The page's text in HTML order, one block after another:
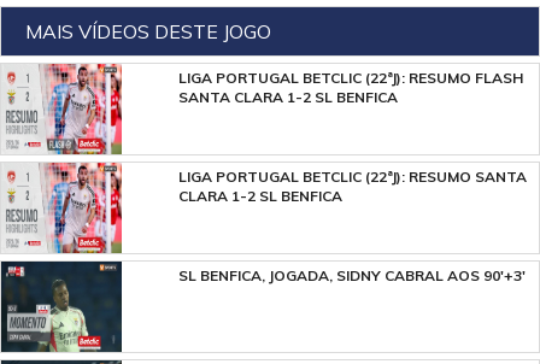
MAIS VÍDEOS DESTE JOGO
LIGA PORTUGAL BETCLIC (22ªJ): RESUMO FLASH
SANTA CLARA 1-2 SL BENFICA
LIGA PORTUGAL BETCLIC (22ªJ): RESUMO SANTA
CLARA 1-2 SL BENFICA
SL BENFICA, JOGADA, SIDNY CABRAL AOS 90'+3'